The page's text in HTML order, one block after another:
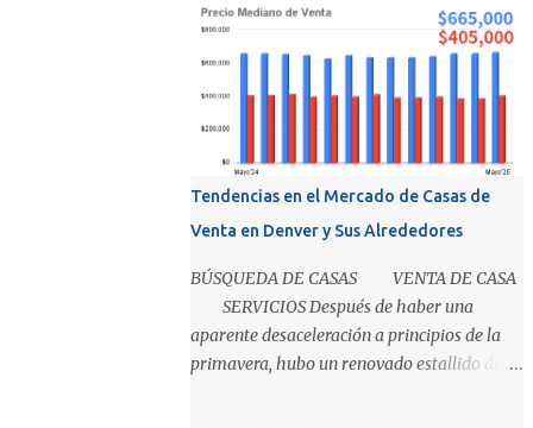
título significa propiedad y la escritura es
evidencia de la transferencia de una casa. Es
como cuando su madre empacó su lonchera
para la escuela primaria y ella escribió su
nombre en la caja, lo cual representaba el
"título" de la caja porque muestra la
propiedad. Los recibos de la caja y el
compró demuestra que la propiedad fue
transferida de la(s) tienda(s) a tu madre, al
igual que una escritura. El recibo es su
prueba de la transferencia. Investiguemos
esto más a fondo: ¿Qué es un título?
Tendencias en el Mercado de Casas de
Venta en Denver y Sus Alrededores
BÚSQUEDA DE CASAS VENTA DE CASA
SERVICIOS Después de haber una
aparente desaceleración a principios de la
primavera, hubo un renovado estallido de